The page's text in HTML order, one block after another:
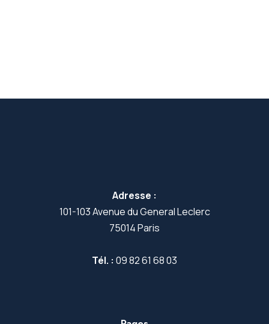
Adresse :
101-103 Avenue du General Leclerc
75014 Paris
Tél. : 09 82 61 68 03